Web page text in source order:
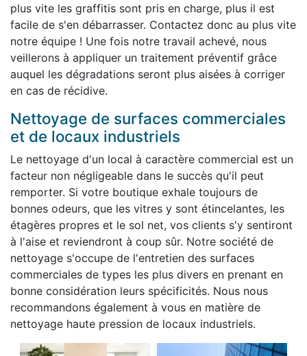
plus vite les graffitis sont pris en charge, plus il est
facile de s'en débarrasser. Contactez donc au plus vite
notre équipe ! Une fois notre travail achevé, nous
veillerons à appliquer un traitement préventif grâce
auquel les dégradations seront plus aisées à corriger
en cas de récidive.
Nettoyage de surfaces commerciales
et de locaux industriels
Le nettoyage d'un local à caractère commercial est un
facteur non négligeable dans le succès qu'il peut
remporter. Si votre boutique exhale toujours de
bonnes odeurs, que les vitres y sont étincelantes, les
étagères propres et le sol net, vos clients s'y sentiront
à l'aise et reviendront à coup sûr. Notre société de
nettoyage s'occupe de l'entretien des surfaces
commerciales de types les plus divers en prenant en
bonne considération leurs spécificités. Nous nous
recommandons également à vous en matière de
nettoyage haute pression de locaux industriels.